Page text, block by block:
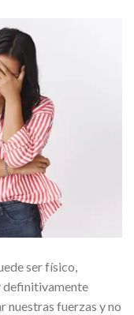
ser físico,
definitivamente
nuestras fuerzas y no